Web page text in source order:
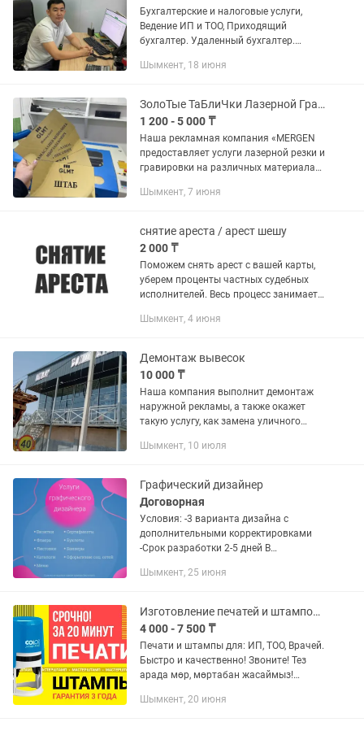
Бухгалтерские и налоговые услуги,
Ведение ИП и ТОО, Приходящий
бухгалтер. Удаленный бухгалтер.
профессиональный бухгалтер уже 11
Шымкент, 18 июня
ЗолоТые ТаБлиЧки Лазерной ГраВиРоВкоЙ и РеЗкА. СтеНдЫ.и другое от 450
1 200 - 5 000 ₸
Наша рекламная компания «MERGEN
предоставляет услуги лазерной резки и
гравировки на различных материалах:
царапка пластик. Серебро пластик.
Шымкент, 7 июня
снятие ареста / арест шешу
2 000 ₸
Поможем снять арест с вашей карты,
уберем проценты частных судебных
исполнителей. Весь процесс занимает
Если не сможем снять арест, то вернем
Шымкент, 4 июня
Демонтаж вывесок
10 000 ₸
Наша компания выполнит демонтаж
наружной рекламы, а также окажет
такую услугу, как замена уличного
обеспечивая при этом безопасность и
Шымкент, 10 июля
Графический дизайнер
Договорная
Условия: -3 варианта дизайна с
дополнительными корректировками
-Срок разработки 2-5 дней В
Шымкент, 25 июня
Изготовление печатей и штампов. ИП, ТОО, Дәрігерге мөр жасау
4 000 - 7 500 ₸
Печати и штампы для: ИП, ТОО, Врачей.
Быстро и качественно! Звоните! Тез
арада мөр, мөртабан жасаймыз!
Онлайн тапсырыс беру - Жеткізу бар -
Шымкент, 20 июня